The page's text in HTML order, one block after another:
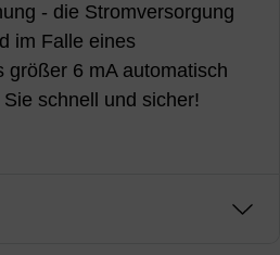
- die Stromversorgung
im Falle eines
größer 6 mA automatisch
schnell und sicher!